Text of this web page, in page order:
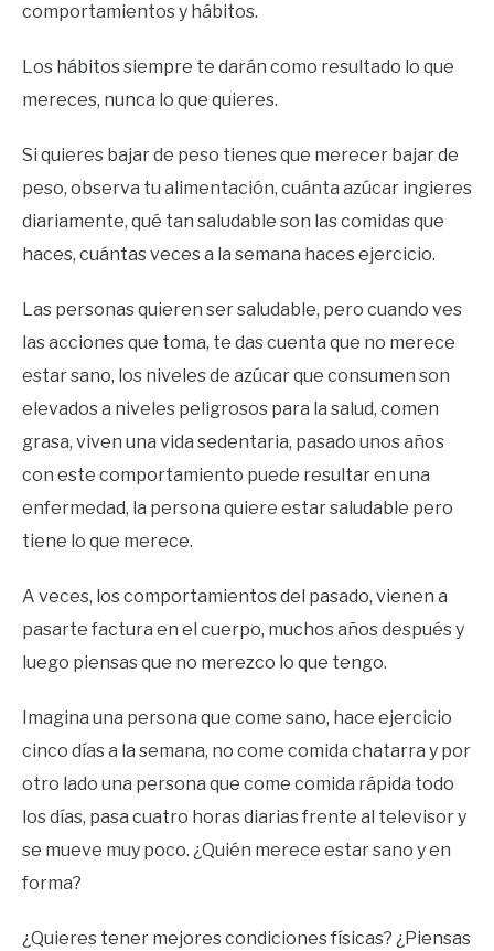
comportamientos y hábitos.
Los hábitos siempre te darán como resultado lo que
mereces, nunca lo que quieres.
Si quieres bajar de peso tienes que merecer bajar de
peso, observa tu alimentación, cuánta azúcar ingieres
diariamente, qué tan saludable son las comidas que
haces, cuántas veces a la semana haces ejercicio.
Las personas quieren ser saludable, pero cuando ves
las acciones que toma, te das cuenta que no merece
estar sano, los niveles de azúcar que consumen son
elevados a niveles peligrosos para la salud, comen
grasa, viven una vida sedentaria, pasado unos años
con este comportamiento puede resultar en una
enfermedad, la persona quiere estar saludable pero
tiene lo que merece.
A veces, los comportamientos del pasado, vienen a
pasarte factura en el cuerpo, muchos años después y
luego piensas que no merezco lo que tengo.
Imagina una persona que come sano, hace ejercicio
cinco días a la semana, no come comida chatarra y por
otro lado una persona que come comida rápida todo
los días, pasa cuatro horas diarias frente al televisor y
se mueve muy poco. ¿Quién merece estar sano y en
forma?
¿Quieres tener mejores condiciones físicas? ¿Piensas